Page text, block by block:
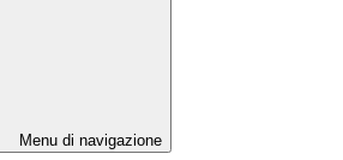
Menu di navigazione